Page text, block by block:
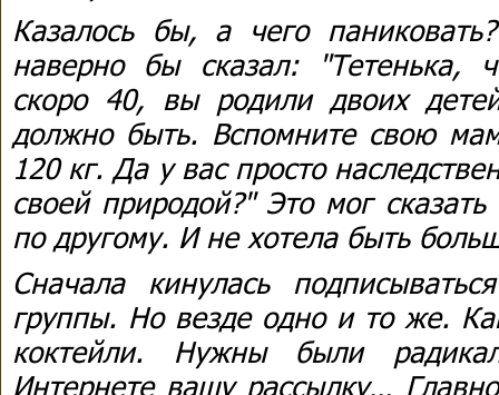
Казалось бы, а чего
наверно бы сказал: "Тетенька,
скоро 40, вы родили двоих
должно быть. Вспомните свою
120 кг. Да у вас просто
своей природой?" Это мог
по другому. И не хотела быть
Сначала кинулась
группы. Но везде одно и то же.
коктейли. Нужны были
Интернете вашу рассылку…